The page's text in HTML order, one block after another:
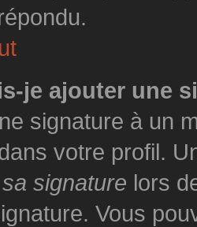
je ajouter une
signature à un
votre profil.
signature lors
Vous